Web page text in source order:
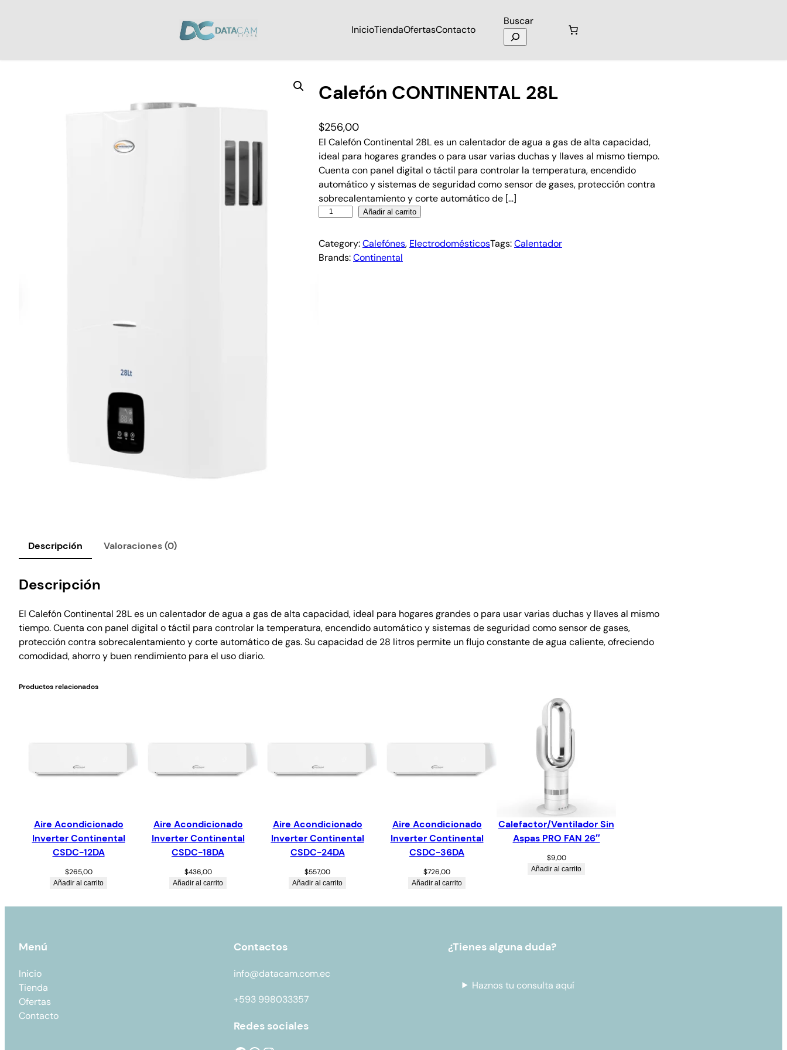
InicioTiendaOfertasContacto
Buscar
Calefón CONTINENTAL 28L
$256,00
El Calefón Continental 28L es un calentador de agua a gas de alta capacidad,
ideal para hogares grandes o para usar varias duchas y llaves al mismo tiempo.
Cuenta con panel digital o táctil para controlar la temperatura, encendido
automático y sistemas de seguridad como sensor de gases, protección contra
sobrecalentamiento y corte automático de […]
Añadir al carrito
Category:Calefónes, ElectrodomésticosTags:Calentador
Brands:Continental
Descripción Valoraciones (0)
Descripción
El Calefón Continental 28L es un calentador de agua a gas de alta capacidad, ideal para hogares grandes o para usar varias duchas y llaves al mismo
tiempo. Cuenta con panel digital o táctil para controlar la temperatura, encendido automático y sistemas de seguridad como sensor de gases,
protección contra sobrecalentamiento y corte automático de gas. Su capacidad de 28 litros permite un flujo constante de agua caliente, ofreciendo
comodidad, ahorro y buen rendimiento para el uso diario.
Productos relacionados
Aire Acondicionado
Inverter Continental
CSDC-12DA
$265,00
Añadir al carrito
Aire Acondicionado
Inverter Continental
CSDC-18DA
$436,00
Añadir al carrito
Aire Acondicionado
Inverter Continental
CSDC-24DA
$557,00
Añadir al carrito
Aire Acondicionado
Inverter Continental
CSDC-36DA
$726,00
Añadir al carrito
Calefactor/Ventilador Sin
Aspas PRO FAN 26″
$9,00
Añadir al carrito
Menú
Inicio
Tienda
Ofertas
Contacto
Contactos
info@datacam.com.ec
+593 998033357
Redes sociales
¿Tienes alguna duda?
Haznos tu consulta aquí